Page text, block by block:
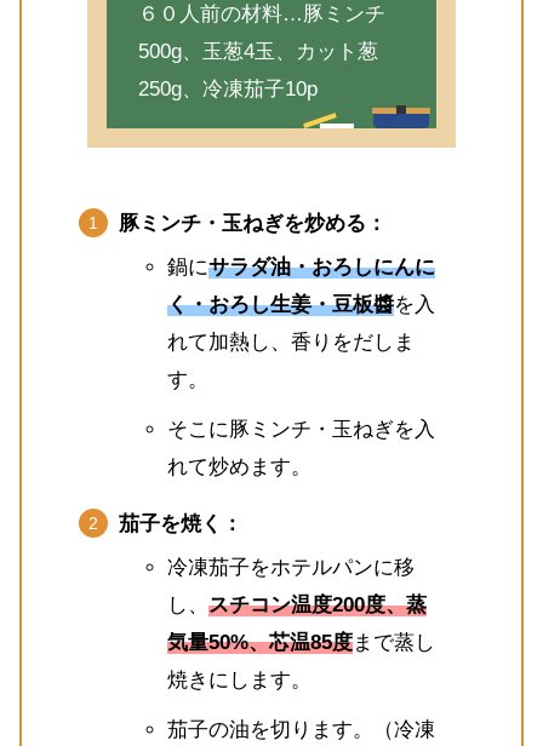
６０人前の材料…豚ミンチ
500g、玉葱4玉、カット葱
250g、冷凍茄子10p
豚ミンチ・玉ねぎを炒める：
鍋にサラダ油・おろしにんに
く・おろし生姜・豆板醬を入
れて加熱し、香りをだしま
す。
そこに豚ミンチ・玉ねぎを入
れて炒めます。
茄子を焼く：
冷凍茄子をホテルパンに移
し、 スチコン温度200度、蒸
気量50%、芯温85度まで蒸し
焼きにします。
茄子の油を切ります。（冷凍